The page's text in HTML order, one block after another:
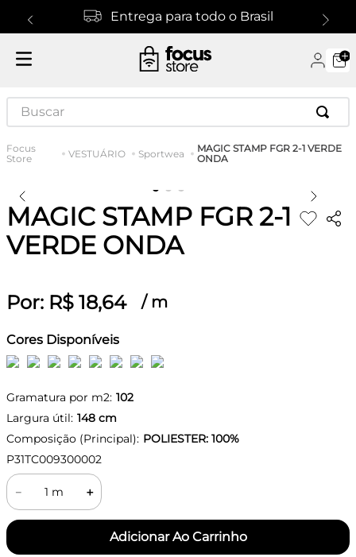
Entrega para todo o Brasil
Buscar
VESTUÁRIO Sportwea
MAGIC STAMP FGR 2-1 VERDE
ONDA
MAGIC STAMP FGR 2-1
VERDE ONDA
Por: R$ 18,64 / m
Cores Disponíveis
Gramatura por m2: 102
Largura útil: 148 cm
Composição (Principal): POLIESTER: 100%
P31TC009300002
＋
－